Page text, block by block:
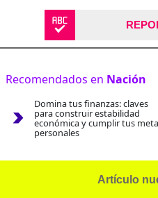
Recomendados en Nación
Domina tus finanzas: claves
para construir estabilidad
económica y cumplir tus
personales
Artículo